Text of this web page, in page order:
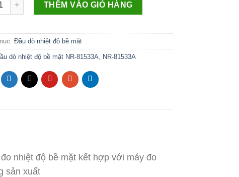
THÊM VÀO GIỎ HÀNG
Đầu dò nhiệt độ bề mặt
dò nhiệt độ bề mặt NR-81533A NR-81533A
nhiệt độ bề mặt kết hợp với máy đo
sản xuất